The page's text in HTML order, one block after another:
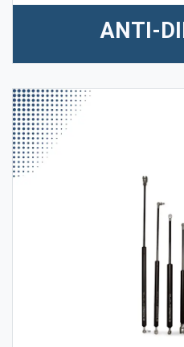
ANTI-